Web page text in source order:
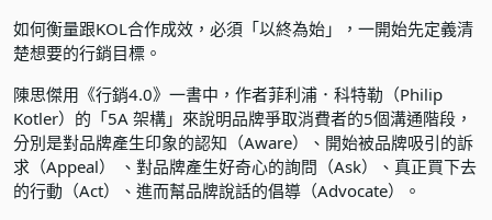
如何衡量跟KOL合作成效，必須「以終為始」，一開始先定義清
楚想要的行銷目標。
陳思傑用《行銷4.0》一書中，作者菲利浦．科特勒（Philip
Kotler）的「5A 架構」來說明品牌爭取消費者的5個溝通階段，
分別是對品牌產生印象的認知（Aware）、開始被品牌吸引的訴
求（Appeal） 、對品牌產生好奇心的詢問（Ask）、真正買下去
的行動（Act）、進而幫品牌說話的倡導（Advocate）。